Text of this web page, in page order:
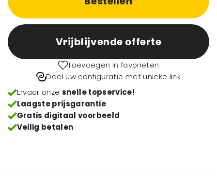
Vrijblijvende offerte
Toevoegen in favorieten
Deel uw configuratie met unieke link
Ervaar onze snelle topservice!
Laagste prijsgarantie
Gratis digitaal voorbeeld
Veilig betalen